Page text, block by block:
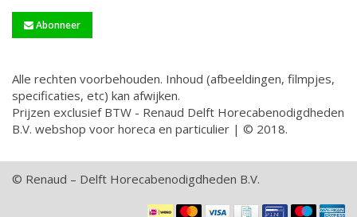
Abonneer
Alle rechten voorbehouden. Inhoud (afbeeldingen, filmpjes,
specificaties, etc) kan afwijken.
Prijzen exclusief BTW - Renaud Delft Horecabenodigdheden
B.V. webshop voor horeca en particulier | © 2018.
© Renaud – Delft Horecabenodigdheden B.V.